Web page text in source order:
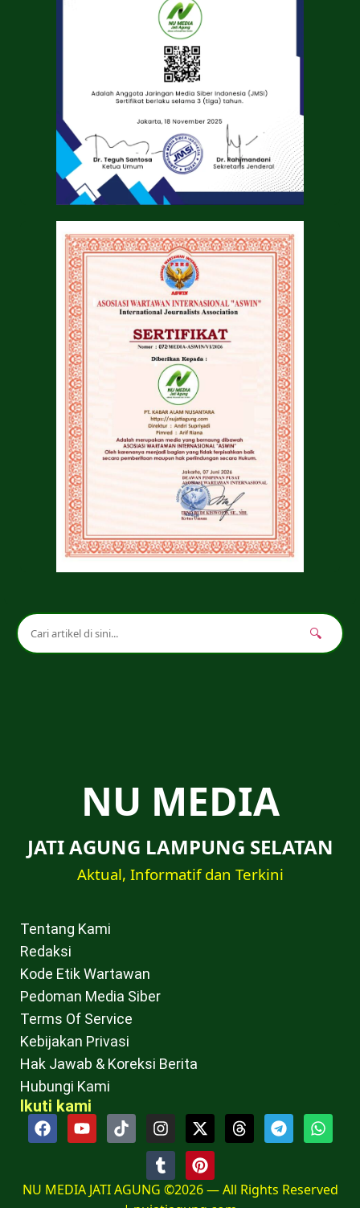
🔍
NU MEDIA
JATI AGUNG LAMPUNG SELATAN
Aktual, Informatif dan Terkini
Tentang Kami
Redaksi
Kode Etik Wartawan
Pedoman Media Siber
Terms Of Service
Kebijakan Privasi
Hak Jawab & Koreksi Berita
Hubungi Kami
Ikuti kami
NU MEDIA JATI AGUNG ©2026 — All Rights Reserved